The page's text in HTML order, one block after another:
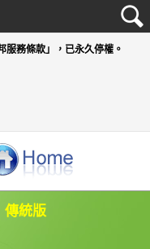
傳統版